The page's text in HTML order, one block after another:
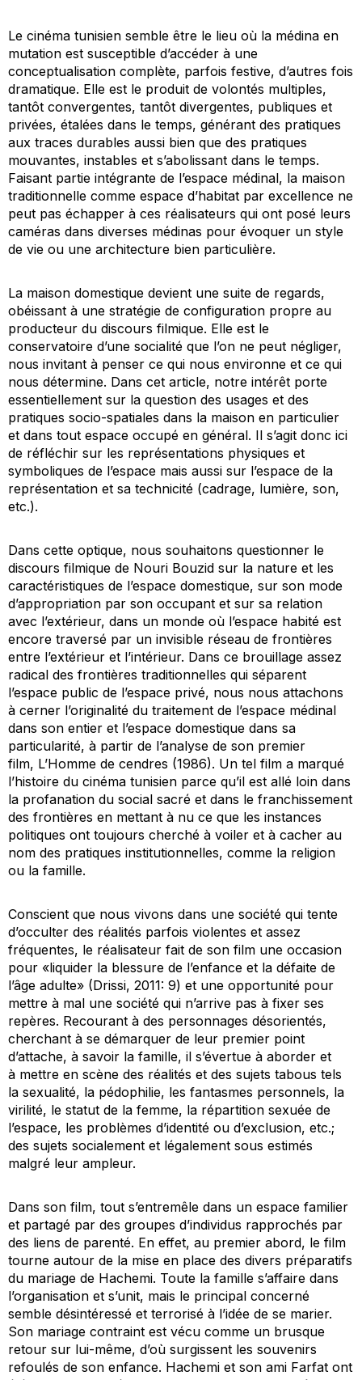
Le cinéma tunisien semble être le lieu où la médina en
mutation est susceptible d’accéder à une
conceptualisation complète, parfois festive, d’autres fois
dramatique. Elle est le produit de volontés multiples,
tantôt convergentes, tantôt divergentes, publiques et
privées, étalées dans le temps, générant des pratiques
aux traces durables aussi bien que des pratiques
mouvantes, instables et s’abolissant dans le temps.
Faisant partie intégrante de l’espace médinal, la maison
traditionnelle comme espace d’habitat par excellence ne
peut pas échapper à ces réalisateurs qui ont posé leurs
caméras dans diverses médinas pour évoquer un style
de vie ou une architecture bien particulière.
La maison domestique devient une suite de regards,
obéissant à une stratégie de configuration propre au
producteur du discours filmique. Elle est le
conservatoire d’une socialité que l’on ne peut négliger,
nous invitant à penser ce qui nous environne et ce qui
nous détermine. Dans cet article, notre intérêt porte
essentiellement sur la question des usages et des
pratiques socio-spatiales dans la maison en particulier
et dans tout espace occupé en général. Il s’agit donc ici
de réfléchir sur les représentations physiques et
symboliques de l’espace mais aussi sur l’espace de la
représentation et sa technicité (cadrage, lumière, son,
etc.).
Dans cette optique, nous souhaitons questionner le
discours filmique de Nouri Bouzid sur la nature et les
caractéristiques de l’espace domestique, sur son mode
d’appropriation par son occupant et sur sa relation
avec l’extérieur, dans un monde où l’espace habité est
encore traversé par un invisible réseau de frontières
entre l’extérieur et l’intérieur. Dans ce brouillage assez
radical des frontières traditionnelles qui séparent
l’espace public de l’espace privé, nous nous attachons
à cerner l’originalité du traitement de l’espace médinal
dans son entier et l’espace domestique dans sa
particularité, à partir de l’analyse de son premier
film, L’Homme de cendres (1986). Un tel film a marqué
l’histoire du cinéma tunisien parce qu’il est allé loin dans
la profanation du social sacré et dans le franchissement
des frontières en mettant à nu ce que les instances
politiques ont toujours cherché à voiler et à cacher au
nom des pratiques institutionnelles, comme la religion
ou la famille.
Conscient que nous vivons dans une société qui tente
d’occulter des réalités parfois violentes et assez
fréquentes, le réalisateur fait de son film une occasion
pour «liquider la blessure de l’enfance et la défaite de
l’âge adulte» (Drissi, 2011: 9) et une opportunité pour
mettre à mal une société qui n’arrive pas à fixer ses
repères. Recourant à des personnages désorientés,
cherchant à se démarquer de leur premier point
d’attache, à savoir la famille, il s’évertue à aborder et
à mettre en scène des réalités et des sujets tabous tels
la sexualité, la pédophilie, les fantasmes personnels, la
virilité, le statut de la femme, la répartition sexuée de
l’espace, les problèmes d’identité ou d’exclusion, etc.;
des sujets socialement et légalement sous estimés
malgré leur ampleur.
Dans son film, tout s’entremêle dans un espace familier
et partagé par des groupes d’individus rapprochés par
des liens de parenté. En effet, au premier abord, le film
tourne autour de la mise en place des divers préparatifs
du mariage de Hachemi. Toute la famille s’affaire dans
l’organisation et s’unit, mais le principal concerné
semble désintéressé et terrorisé à l’idée de se marier.
Son mariage contraint est vécu comme un brusque
retour sur lui-même, d’où surgissent les souvenirs
refoulés de son enfance. Hachemi et son ami Farfat ont